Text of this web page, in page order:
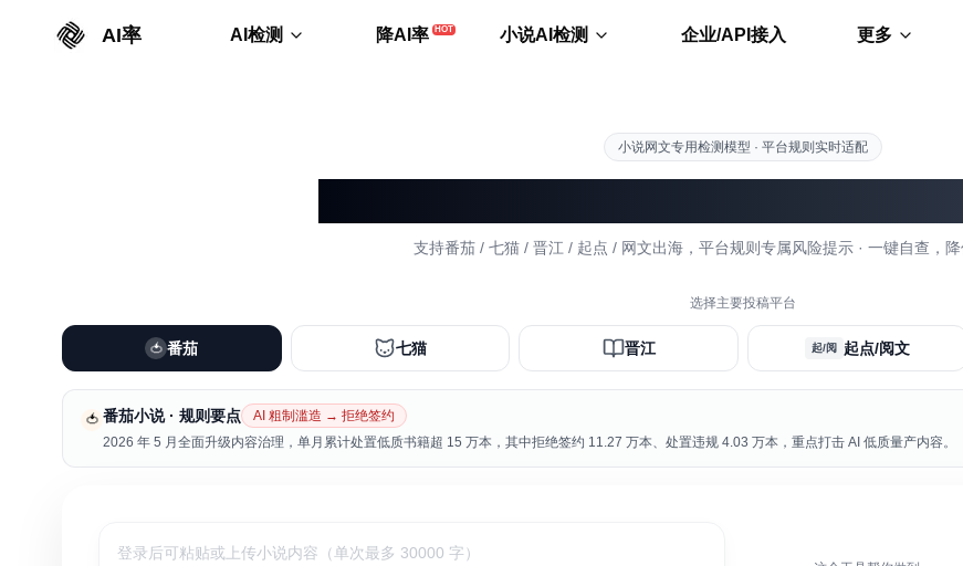
AI率 AI检测 降AI率 HOT 小说AI检测 企业/API接入 更多
小说网文专用检测模型 · 平台规则实时适配
支持番茄 / 七猫 / 晋江 / 起点 / 网文出海，平台规则专属风险提示 · 一键自查，
选择主要投稿平台
🍅 番茄 七猫 晋江 起/阅 起点/阅文
🍅 番茄小说· 规则要点
AI 粗制滥造 → 拒绝签约
2026 年 5 月全面升级内容治理，单月累计处置低质书籍超 15 万本，其中拒绝签约 11.27 万本、处置违规 4.03 万本，重点打击 AI 低质量产内容。